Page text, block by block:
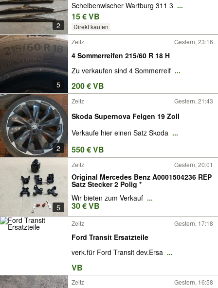
2
Scheibenwischer Wartburg 311 3 ...
15 € VB
Direkt kaufen
5
Zeitz Gestern, 23:16
4 Sommerreifen 215/60 R 18 H
Zu verkaufen sind 4 Sommerreif ...
200 € VB
2
Zeitz Gestern, 21:43
Skoda Supernova Felgen 19 Zoll
Verkaufe hier einen Satz Skoda ...
550 € VB
5
Zeitz Gestern, 20:01
Original Mercedes Benz A0001504236 REP
Satz Stecker 2 Polig *
Wir bieten zum Verkauf ...
30 € VB
Zeitz Gestern, 17:18
Ford Transit Ersatzteile
verk.für Ford Transit dev.Ersa ...
VB
Zeitz Gestern, 16:58